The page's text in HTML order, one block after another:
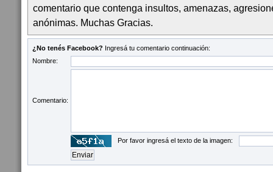
comentario que contenga insultos, amenazas,
anónimas. Muchas Gracias.
¿No tenés Facebook? Ingresá tu comentario continuación:
Nombre:
Comentario:
Por favor ingresá el texto de la imagen: